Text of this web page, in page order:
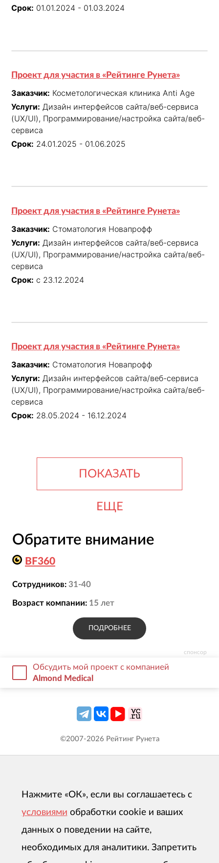
Срок: 01.01.2024 - 01.03.2024
Проект для участия в «Рейтинге Рунета»
Заказчик: Косметологическая клиника Anti Age
Услуги: Дизайн интерфейсов сайта/веб-сервиса
(UX/UI), Программирование/настройка сайта/веб-
сервиса
Срок: 24.01.2025 - 01.06.2025
Проект для участия в «Рейтинге Рунета»
Заказчик: Стоматология Новапрофф
Услуги: Дизайн интерфейсов сайта/веб-сервиса
(UX/UI), Программирование/настройка сайта/веб-
сервиса
Срок: с 23.12.2024
Проект для участия в «Рейтинге Рунета»
Заказчик: Стоматология Новапрофф
Услуги: Дизайн интерфейсов сайта/веб-сервиса
(UX/UI), Программирование/настройка сайта/веб-
сервиса
Срок: 28.05.2024 - 16.12.2024
ПОКАЗАТЬ
ЕЩЕ
спонсор
Обратите внимание
BF360
Сотрудников: 31-40
Возраст компании: 15 лет
ПОДРОБНЕЕ
Обсудить мой проект с компанией
Almond Medical
©2007-2026 Рейтинг Рунета
Нажмите «ОК», если вы соглашаетесь с
условиями обработки cookie и ваших
данных о поведении на сайте,
необходимых для аналитики. Запретить